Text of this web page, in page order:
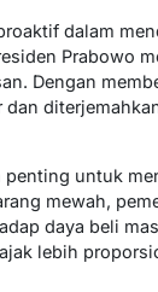
dalam
Prabowo
Dengan
untuk
mewah,
daya beli
lebih